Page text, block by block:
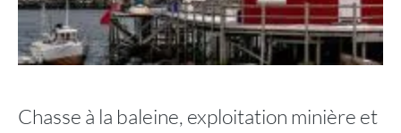
Chasse à la baleine, exploitation minière et